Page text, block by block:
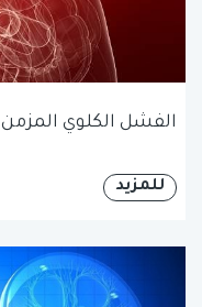
الفشل الكلوي المزمن
للمزيد